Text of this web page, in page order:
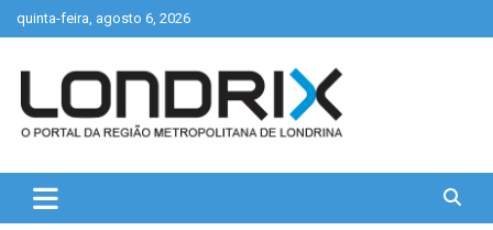
to
quinta-feira, agosto 6, 2026
Londrix